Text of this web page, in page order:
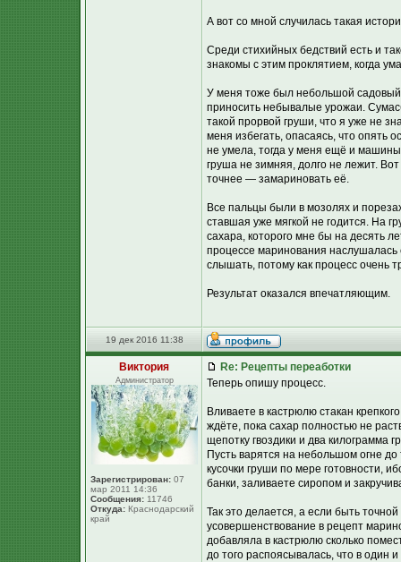
А вот со мной случилась такая
Среди стихийных бедствий есть и
знакомы с этим проклятием, когда
У меня тоже был небольшой садовый
приносить небывалые урожаи.
такой прорвой груши, что я уже не
меня избегать, опасаясь, что опять
не умела, тогда у меня ещё и
груша не зимняя, долго не лежит.
точнее — замариновать её.
Все пальцы были в мозолях и
ставшая уже мягкой не годится. На
сахара, которого мне бы на десять
процессе маринования наслушалась
слышать, потому как процесс очень
Результат оказался впечатляющим.
19 дек 2016 11:38
Виктория
Администратор
Зарегистрирован: 07
мар 2011 14:36
Сообщения: 11746
Откуда: Краснодарский
край
Re: Рецепты переаботки
Теперь опишу процесс.
Вливаете в кастрюлю стакан
ждёте, пока сахар полностью не
щепотку гвоздики и два килограмма
Пусть варятся на небольшом огне
кусочки груши по мере готовности,
банки, заливаете сиропом и
Так это делается, а если быть
усовершенствование в рецепт
добавляла в кастрюлю сколько
до того распоясывалась, что в один